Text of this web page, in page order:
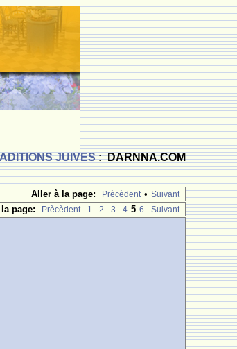
JUIVES: DARNNA.COM
Aller à la page:
Prècèdent • Suivant
page: Prècèdent 1 2 3 4 5 6 Suivant